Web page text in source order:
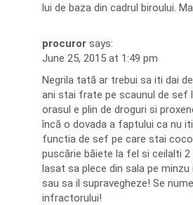
lui de baza din cadrul biroului.
procuror says:
June 25, 2015 at 1:49 pm
Negrila tată ar trebui sa iti dai
ani stai frate pe scaunul de sef
orasul e plin de droguri si
încă o dovada a faptului ca nu
functia de sef pe care stai
puscărie băiete la fel si ceilalti
lasat sa plece din sala pe
sau sa il supravegheze! Se
infractorului!